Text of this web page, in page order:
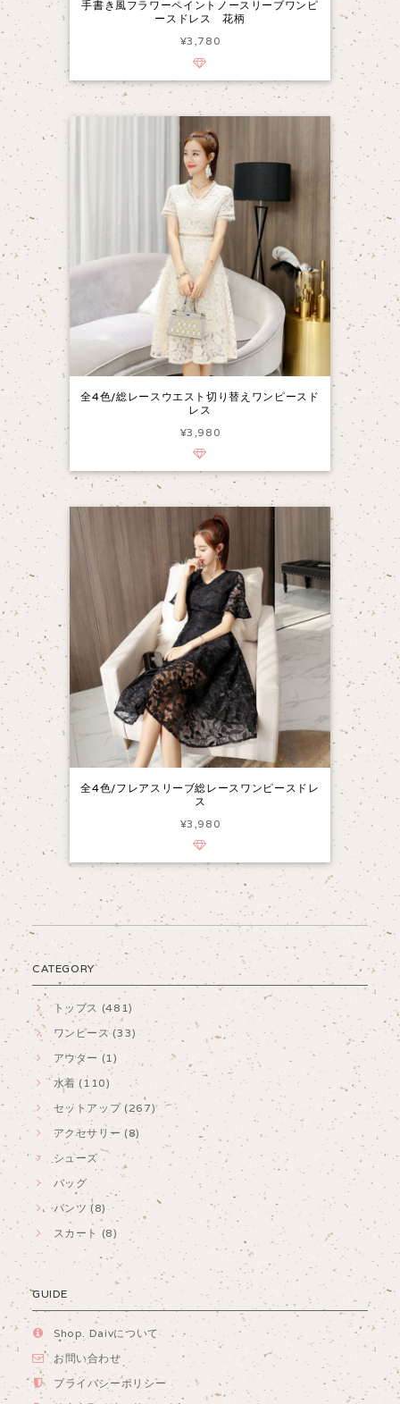
手書き風フラワーペイントノースリーブワンピ
ースドレス 花柄
¥3,780
全4色/総レースウエスト切り替えワンピースド
レス
¥3,980
全4色/フレアスリーブ総レースワンピースドレ
ス
¥3,980
CATEGORY
トップス (481)
ワンピース (33)
アウター (1)
水着 (110)
セットアップ (267)
アクセサリー (8)
シューズ
バッグ
パンツ (8)
スカート (8)
GUIDE
Shop. Daivについて
お問い合わせ
プライバシーポリシー